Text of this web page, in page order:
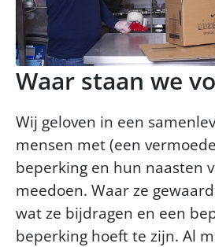
Waar staan we
Wij geloven in een
mensen met (een
beperking en hun naasten
meedoen. Waar ze
wat ze bijdragen en een
beperking hoeft te zijn. Al